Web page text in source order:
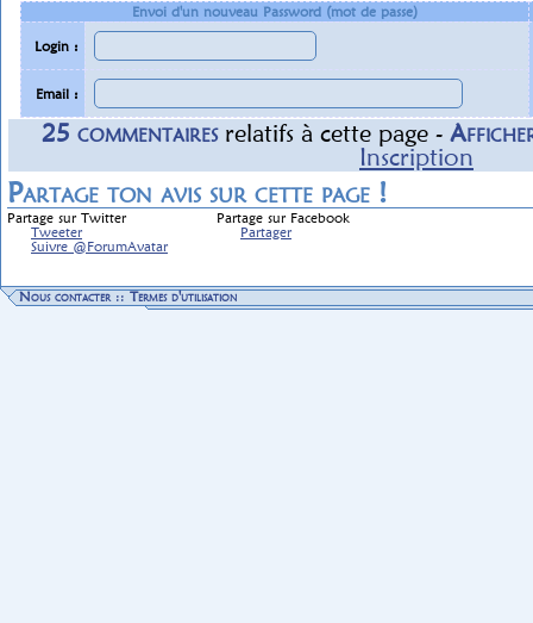
Envoi d'un nouveau Password (mot de passe)
Login :
Email :
25 commentairesrelatifsà cette page -
Inscription
Partage ton avis sur cette page !
Partage sur Twitter
Partage sur Facebook
Tweeter
Suivre @ForumAvatar
Partager
Nous contacter::Termes d'utilisation